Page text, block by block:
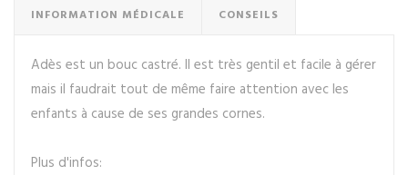
INFORMATION MÉDICALE CONSEILS
Adès est un bouc castré. Il est très gentil et facile à gérer
mais il faudrait tout de même faire attention avec les
enfants à cause de ses grandes cornes.
Plus d'infos: